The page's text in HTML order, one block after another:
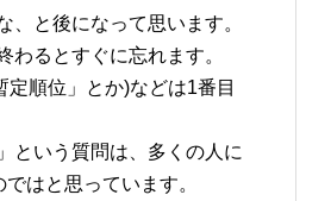
と後になって思います。
るとすぐに忘れます。
順位」とか)などは1番目
という質問は、多くの人に
はと思っています。